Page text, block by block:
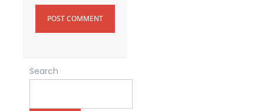
Search